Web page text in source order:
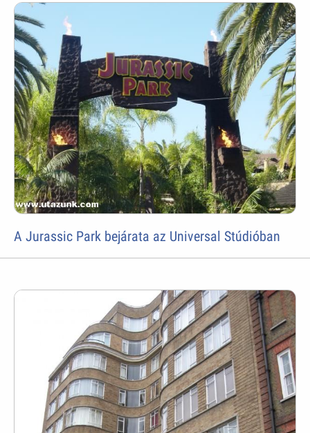
A Jurassic Park bejárata az Universal Stúdióban